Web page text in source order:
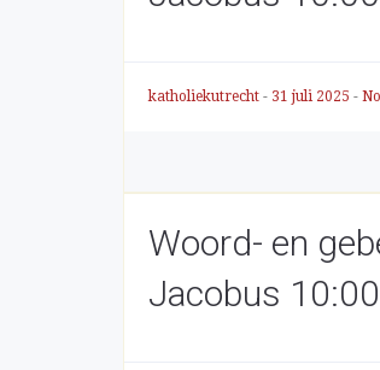
katholiekutrecht - 31 juli 2025 -
Woord- en
Jacobus 10:00